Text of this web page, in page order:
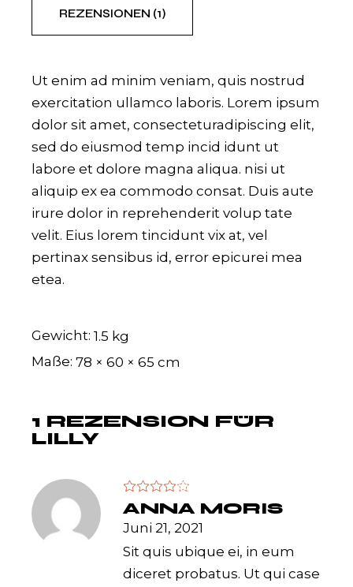
REZENSIONEN (1)
Ut enim ad minim veniam, quis nostrud
exercitation ullamco laboris. Lorem ipsum
dolor sit amet, consecteturadipiscing elit,
sed do eiusmod temp incid idunt ut
labore et dolore magna aliqua. nisi ut
aliquip ex ea commodo consat. Duis aute
irure dolor in reprehenderit volup tate
velit. Eius lorem tincidunt vix at, vel
pertinax sensibus id, error epicurei mea
etea.
Gewicht 1.5 kg
Maße 78 × 60 × 65 cm
1 REZENSION FÜR
LILLY
ANNA MORIS
Juni 21, 2021
Sit quis ubique ei, in eum
diceret probatus. Ut qui case